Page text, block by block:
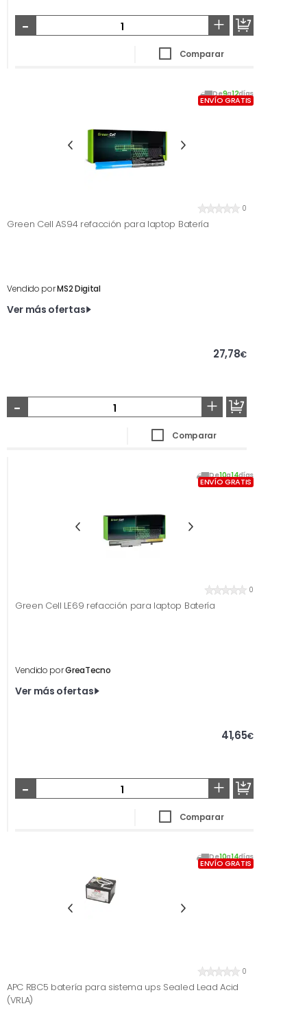
- +
Comparar
De9a12días
ENVÍO GRATIS
0
Green Cell AS94 refacción para laptop Batería
Vendido porMS2 Digital
Ver más ofertas
27,78€
- +
Comparar
De10a14días
ENVÍO GRATIS
0
Green Cell LE69 refacción para laptop Batería
Vendido porGreaTecno
Ver más ofertas
41,65€
- +
Comparar
De10a14días
ENVÍO GRATIS
0
APC RBC5 batería para sistema ups Sealed Lead Acid
(VRLA)